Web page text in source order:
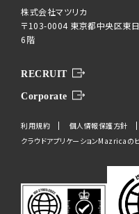
株式会社マツリカ
〒103-0004 東京都中央区東
6階
RECRUIT
Corporate
利用規約 個人情報保護方針
クラウドアプリケーションMazricaの